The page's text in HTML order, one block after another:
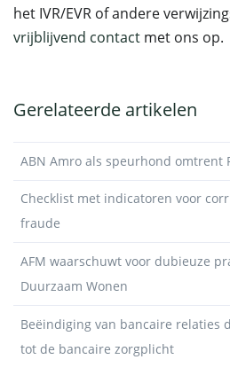
het IVR/EVR of andere
vrijblijvend contact met ons op.
Gerelateerde artikelen
ABN Amro als speurhond
Checklist met indicatoren voor
fraude
AFM waarschuwt voor dubieuze
Duurzaam Wonen
Beëindiging van bancaire relaties
tot de bancaire zorgplicht